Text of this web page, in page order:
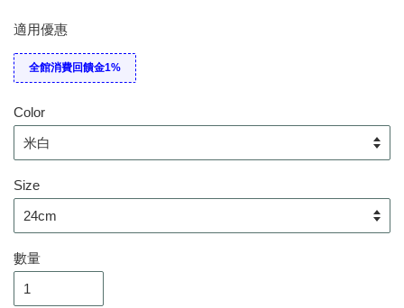
適用優惠
全館消費回饋金1%
Color
Size
數量